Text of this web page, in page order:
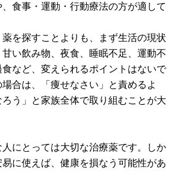
食事・運動・行動療法の方が適して
を探すことよりも、まず生活の現状
い飲み物、夜食、睡眠不足、運動不
など、変えられるポイントはないで
合は、「痩せなさい」と責めるよ
う」と家族全体で取り組むことが大
にとっては大切な治療薬です。しか
に使えば、健康を損なう可能性があ